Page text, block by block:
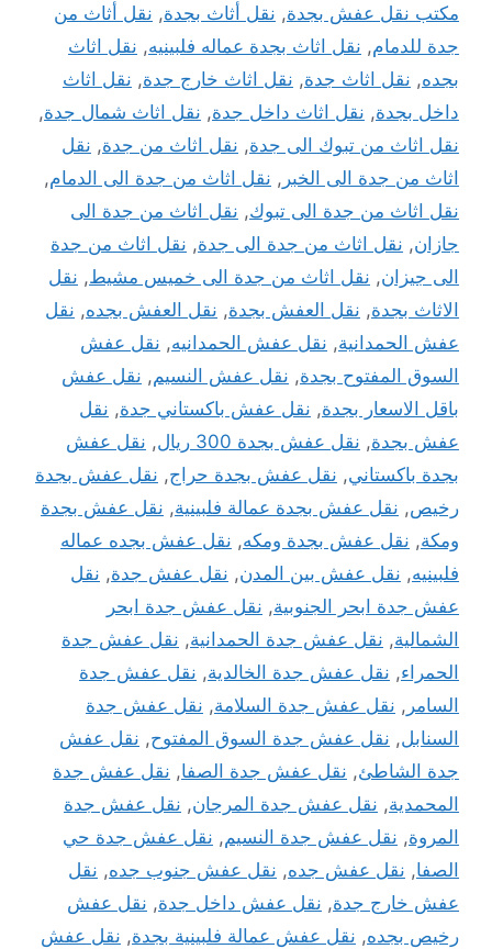
مكتب نقل عفش بجدة, نقل أثاث بجدة, نقل أثاث من
جدة للدمام, نقل اثاث بجدة عماله فلبينيه, نقل اثاث
بجده, نقل اثاث جدة, نقل اثاث خارج جدة, نقل اثاث
داخل بجدة, نقل اثاث داخل جدة, نقل اثاث شمال جدة,
نقل اثاث من تبوك الى جدة, نقل اثاث من جدة, نقل
اثاث من جدة الى الخبر , نقل اثاث من جدة الى الدمام,
نقل اثاث من جدة الى تبوك, نقل اثاث من جدة الى
جازان, نقل اثاث من جدة الى جدة, نقل اثاث من جدة
الى جيزان, نقل اثاث من جدة الى خميس مشيط, نقل
الاثاث بجدة, نقل العفش بجدة, نقل العفش بجده, نقل
عفش الحمدانية, نقل عفش الحمدانيه, نقل عفش
السوق المفتوح بجدة, نقل عفش النسيم, نقل عفش
باقل الاسعار بجدة, نقل عفش باكستاني جدة, نقل
عفش بجدة, نقل عفش بجدة 300 ريال , نقل عفش
بجدة باكستاني, نقل عفش بجدة حراج, نقل عفش بجدة
رخيص, نقل عفش بجدة عمالة فلبينية, نقل عفش بجدة
ومكة, نقل عفش بجدة ومكه, نقل عفش بجده عماله
فلبينيه, نقل عفش بين المدن, نقل عفش جدة, نقل
عفش جدة ابحر الجنوبية, نقل عفش جدة ابحر
الشمالية, نقل عفش جدة الحمدانية, نقل عفش جدة
الحمراء, نقل عفش جدة الخالدية, نقل عفش جدة
السامر , نقل عفش جدة السلامة, نقل عفش جدة
السنابل, نقل عفش جدة السوق المفتوح, نقل عفش
جدة الشاطئ, نقل عفش جدة الصفا, نقل عفش جدة
المحمدية, نقل عفش جدة المرجان, نقل عفش جدة
المروة, نقل عفش جدة النسيم, نقل عفش جدة حي
الصفا, نقل عفش جده, نقل عفش جنوب جده, نقل
عفش خارج جدة, نقل عفش داخل جدة, نقل عفش
رخيص بجده, نقل عفش عمالة فلبينية بجدة, نقل عفش